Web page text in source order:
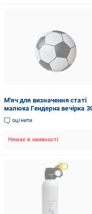
М'яч для визначення статі
малюка Гендерна вечірка
Блакитний ( 29012084)
оцінити
Немає в наявності